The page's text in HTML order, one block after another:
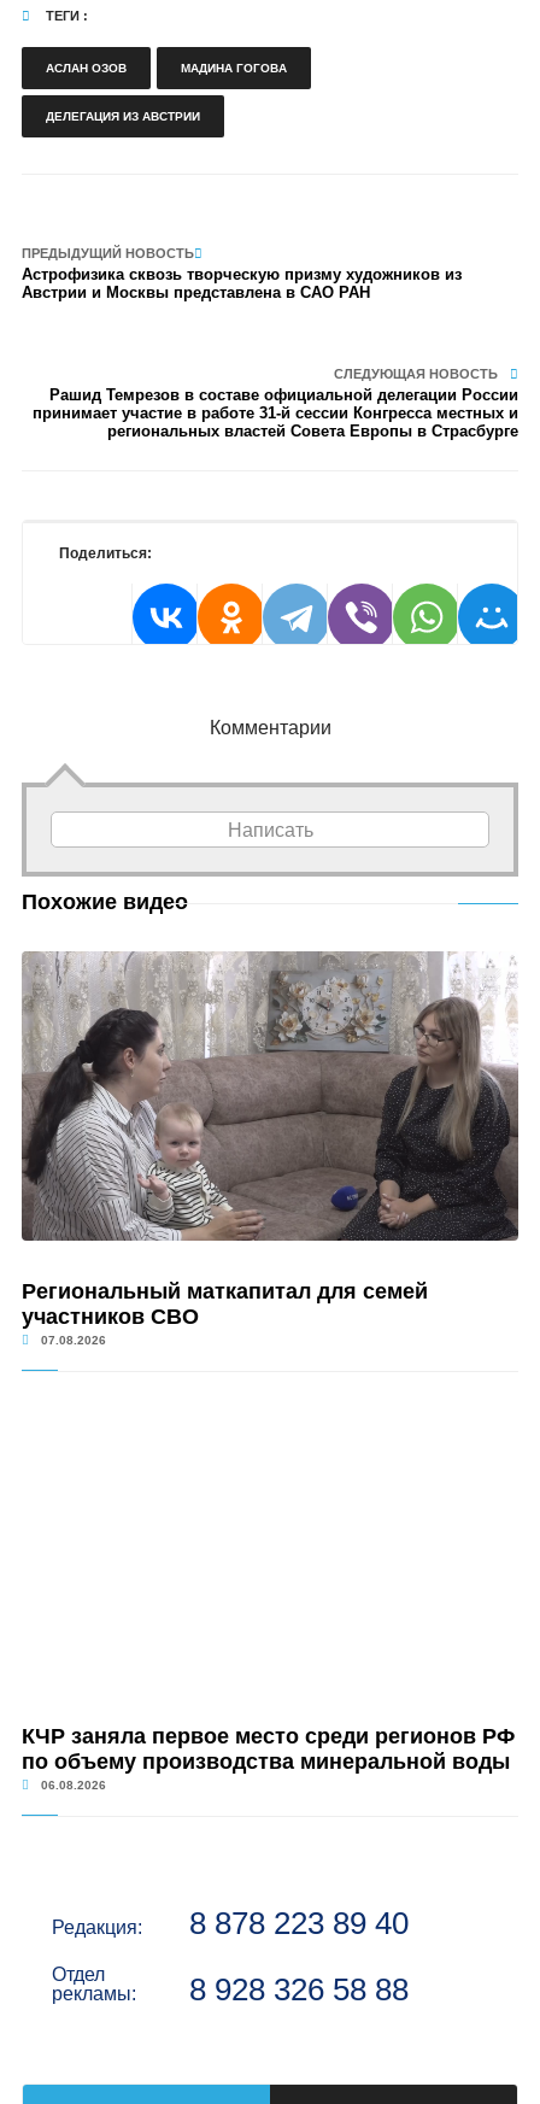
ТЕГИ :
АСЛАН ОЗОВ МАДИНА ГОГОВА
ДЕЛЕГАЦИЯ ИЗ АВСТРИИ
ПРЕДЫДУЩИЙ НОВОСТЬ
Астрофизика сквозь творческую призму художников из
Австрии и Москвы представлена в САО РАН
СЛЕДУЮЩАЯ НОВОСТЬ
Рашид Темрезов в составе официальной делегации России
принимает участие в работе 31-й сессии Конгресса местных и
региональных властей Совета Европы в Страсбурге
Поделиться:
Комментарии
Написать
Похожие видео
Региональный маткапитал для семей
участников СВО
07.08.2026
КЧР заняла первое место среди регионов РФ
по объему производства минеральной воды
06.08.2026
Редакция: 8 878 223 89 40
Отдел
рекламы:
8 928 326 58 88